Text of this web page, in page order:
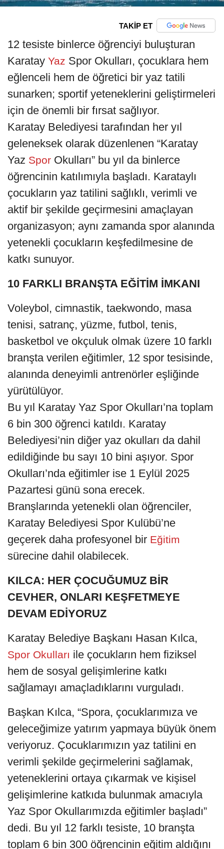
TAKİP ET
12 tesiste binlerce öğrenciyi buluşturan
Karatay Yaz Spor Okulları, çocuklara hem
eğlenceli hem de öğretici bir yaz tatili
sunarken; sportif yeteneklerini geliştirmeleri
için de önemli bir fırsat sağlıyor.
Karatay Belediyesi tarafından her yıl
geleneksek olarak düzenlenen “Karatay
Yaz Spor Okulları” bu yıl da binlerce
öğrencinin katılımıyla başladı. Karataylı
çocukların yaz tatilini sağlıklı, verimli ve
aktif bir şekilde geçirmesini amaçlayan
organizasyon; aynı zamanda spor alanında
yetenekli çocukların keşfedilmesine de
katkı sunuyor.
10 FARKLI BRANŞTA EĞİTİM İMKANI
Voleybol, cimnastik, taekwondo, masa
tenisi, satranç, yüzme, futbol, tenis,
basketbol ve okçuluk olmak üzere 10 farklı
branşta verilen eğitimler, 12 spor tesisinde,
alanında deneyimli antrenörler eşliğinde
yürütülüyor.
Bu yıl Karatay Yaz Spor Okulları’na toplam
6 bin 300 öğrenci katıldı. Karatay
Belediyesi’nin diğer yaz okulları da dahil
edildiğinde bu sayı 10 bini aşıyor. Spor
Okulları’nda eğitimler ise 1 Eylül 2025
Pazartesi günü sona erecek.
Branşlarında yetenekli olan öğrenciler,
Karatay Belediyesi Spor Kulübü’ne
geçerek daha profesyonel bir Eğitim
sürecine dahil olabilecek.
KILCA: HER ÇOCUĞUMUZ BİR
CEVHER, ONLARI KEŞFETMEYE
DEVAM EDİYORUZ
Karatay Belediye Başkanı Hasan Kılca,
Spor Okulları ile çocukların hem fiziksel
hem de sosyal gelişimlerine katkı
sağlamayı amaçladıklarını vurguladı.
Başkan Kılca, “Spora, çocuklarımıza ve
geleceğimize yatırım yapmaya büyük önem
veriyoruz. Çocuklarımızın yaz tatilini en
verimli şekilde geçirmelerini sağlamak,
yeteneklerini ortaya çıkarmak ve kişisel
gelişimlerine katkıda bulunmak amacıyla
Yaz Spor Okullarımızda eğitimler başladı”
dedi. Bu yıl 12 farklı tesiste, 10 branşta
toplam 6 bin 300 öğrencinin eğitim aldığını